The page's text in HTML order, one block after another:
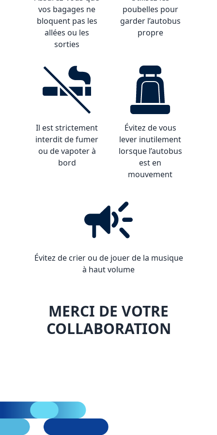
vos bagages ne
bloquent pas les
allées ou les
sorties
poubelles pour
garder l’autobus
propre
Il est strictement
interdit de fumer
ou de vapoter à
bord
Évitez de vous
lever inutilement
lorsque l’autobus
est en
mouvement
Évitez de crier ou de jouer de la musique
à haut volume
MERCI DE VOTRE
COLLABORATION